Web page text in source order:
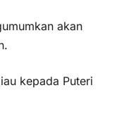
akan
kepada Puteri